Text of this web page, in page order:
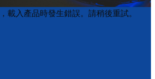
載入產品時發生錯誤。請稍後重試。